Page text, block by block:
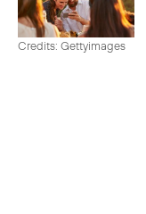
Credits: Gettyimages